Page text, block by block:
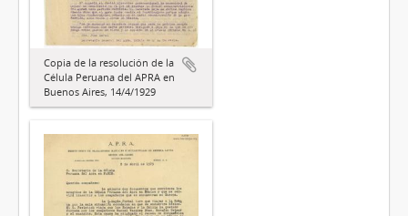
Copia de la resolución de la
Célula Peruana del APRA en
Buenos Aires, 14/4/1929